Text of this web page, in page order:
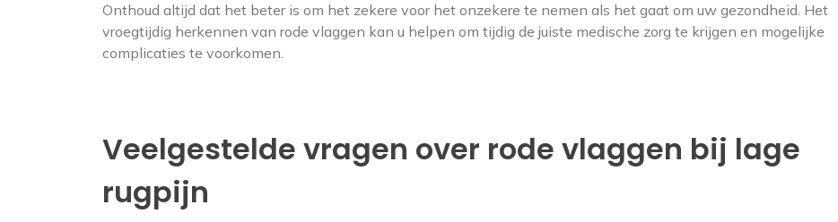
Onthoud altijd dat het beter is om het zekere voor het onzekere te nemen als het gaat om uw gezondheid. Het
vroegtijdig herkennen van rode vlaggen kan u helpen om tijdig de juiste medische zorg te krijgen en mogelijke
complicaties te voorkomen.
Veelgestelde vragen over rode vlaggen bij lage
rugpijn